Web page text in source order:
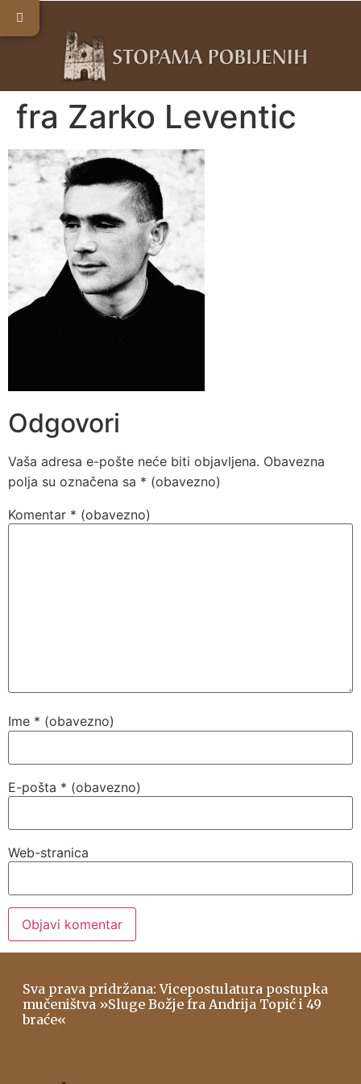
fra Zarko Leventic
Odgovori
Vaša adresa e-pošte neće biti objavljena. Obavezna
polja su označena sa * (obavezno)
Komentar * (obavezno)
Ime * (obavezno)
E-pošta * (obavezno)
Web-stranica
Sva prava pridržana: Vicepostulatura postupka
mučeništva »Sluge Božje fra Andrija Topić i 49
braće«